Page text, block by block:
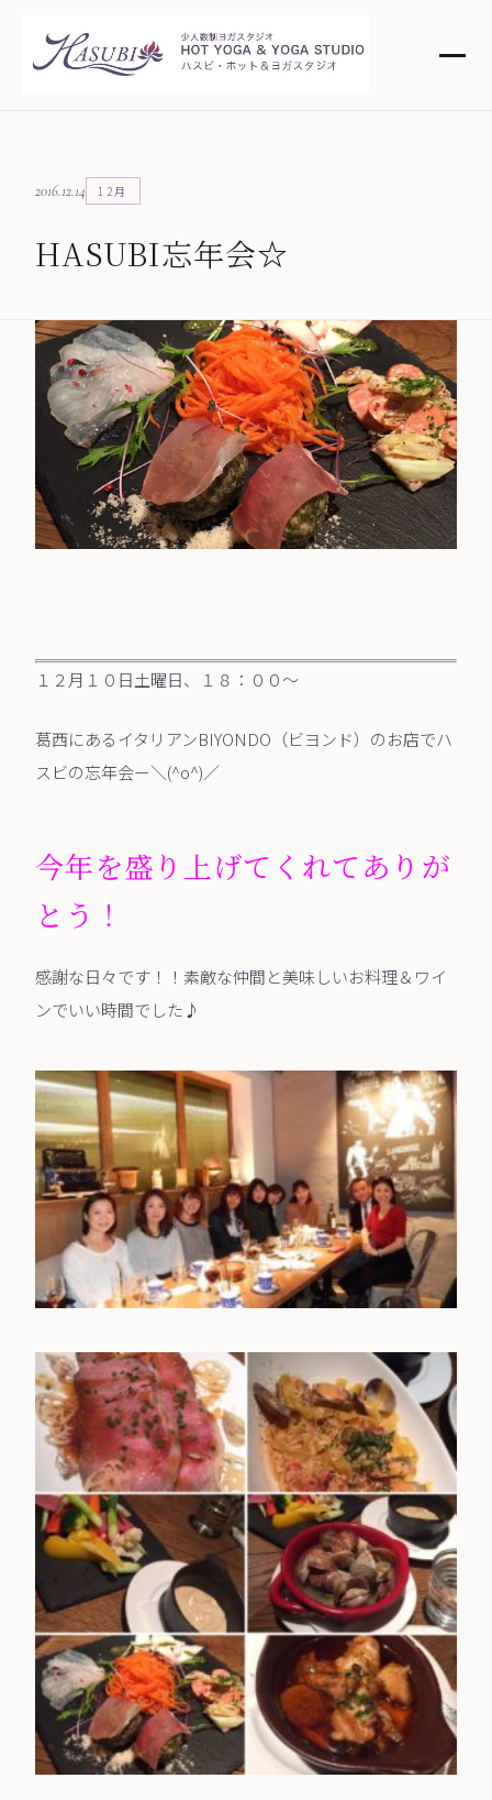
2016.12.14 12月
HASUBI忘年会☆
１２月１０日土曜日、１８：００～
葛西にあるイタリアンBIYONDO（ビヨンド）のお店でハ
スビの忘年会ー＼(^o^)／
今年を盛り上げてくれてありが
とう！
感謝な日々です！！素敵な仲間と美味しいお料理＆ワイ
ンでいい時間でした♪